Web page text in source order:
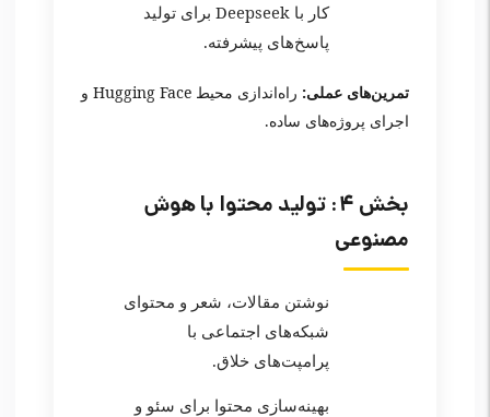
کار با Deepseek برای تولید
پاسخ‌های پیشرفته.
تمرین‌های عملی:
راه‌اندازی محیط Hugging Face و
اجرای پروژه‌های ساده.
بخش ۴: تولید محتوا با هوش
مصنوعی
نوشتن مقالات، شعر و محتوای
شبکه‌های اجتماعی با
پرامپت‌های خلاق.
بهینه‌سازی محتوا برای سئو و